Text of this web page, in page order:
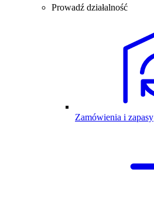
Prowadź działalność
Zamówienia i zapasy